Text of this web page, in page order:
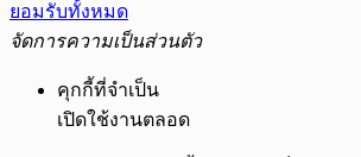
ยอมรับทั้งหมด
จัดการความเป็นส่วนตัว
คุกกี้ที่จำเป็น
เปิดใช้งานตลอด